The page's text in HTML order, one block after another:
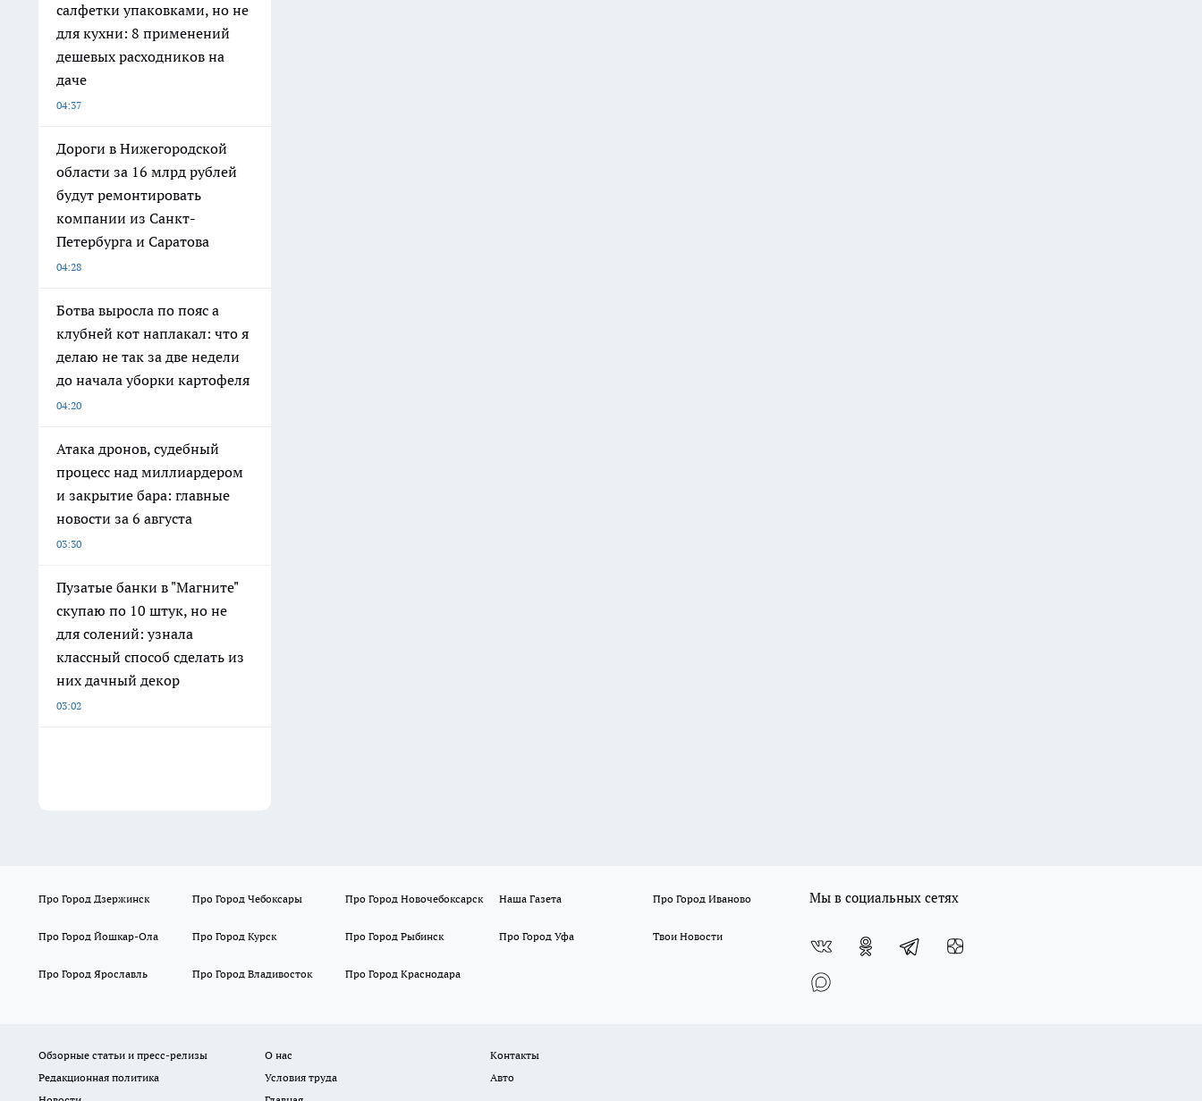
салфетки упаковками, но не
для кухни: 8 применений
дешевых расходников на
даче
04:37
Дороги в Нижегородской
области за 16 млрд рублей
будут ремонтировать
компании из Санкт-
Петербурга и Саратова
04:28
Ботва выросла по пояс а
клубней кот наплакал: что я
делаю не так за две недели
до начала уборки картофеля
04:20
Атака дронов, судебный
процесс над миллиардером
и закрытие бара: главные
новости за 6 августа
03:30
Пузатые банки в "Магните"
скупаю по 10 штук, но не
для солений: узнала
классный способ сделать из
них дачный декор
03:02
Про Город Дзержинск Про Город Чебоксары Про Город Новочебоксарск Наша Газета Про Город Иваново
Про Город Йошкар-Ола Про Город Курск Про Город Рыбинск Про Город Уфа Твои Новости
Про Город Ярославль Про Город Владивосток Про Город Краснодара
Мы в социальных сетях
Обзорные статьи и пресс-релизы О нас
Контакты
Редакционная политика
Условия труда
Авто